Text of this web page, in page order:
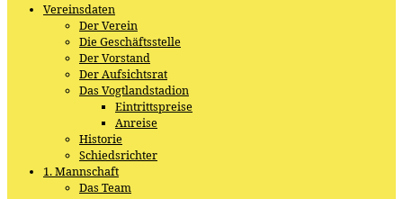
Vereinsdaten
Der Verein
Die Geschäftsstelle
Der Vorstand
Der Aufsichtsrat
Das Vogtlandstadion
Eintrittspreise
Anreise
Historie
Schiedsrichter
1. Mannschaft
Das Team